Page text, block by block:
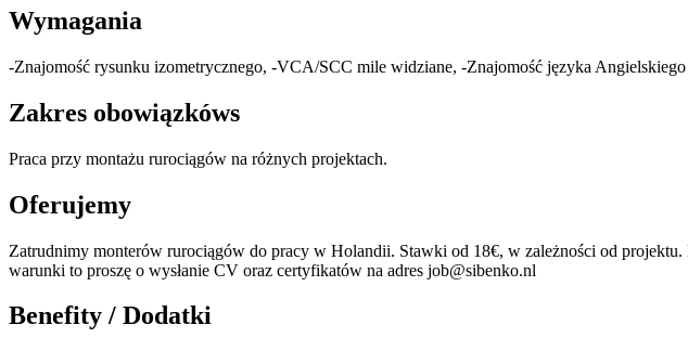
Wymagania
-Znajomość rysunku izometrycznego, -VCA/SCC mile widziane, -Znajomość języka
Zakres obowiązkóws
Praca przy montażu rurociągów na różnych projektach.
Oferujemy
Zatrudnimy monterów rurociągów do pracy w Holandii. Stawki od 18€, w zależności od projektu.
warunki to proszę o wysłanie CV oraz certyfikatów na adres job@sibenko.nl
Benefity / Dodatki